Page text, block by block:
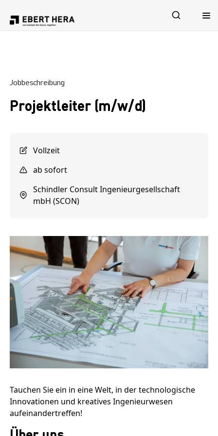
Sicherheit
Unternehmen
Karriere
Jetzt Kontakt aufnehmen
Jobbeschreibung
Projektleiter (m/w/d)
Vollzeit
ab sofort
Schindler Consult Ingenieurgesellschaft
mbH (SCON)
Tauchen Sie ein in eine Welt, in der technologische
Innovationen und kreatives Ingenieurwesen
aufeinandertreffen!